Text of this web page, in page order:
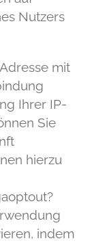
Nutzers
mit
Ihrer IP-
Sie
hierzu
indem